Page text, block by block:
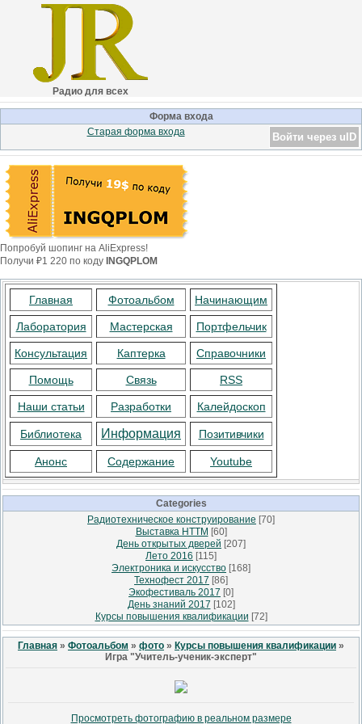
Радио для всех
Форма входа
Войти через uID
Старая форма входа
Попробуй шопинг на AliExpress!
Получи ₽1 220 по коду INGQPLOM
Главная Фотоальбом Начинающим
Лаборатория Мастерская Портфельчик
Консультация Каптерка Справочники
Помощь Связь RSS
Наши статьи Разработки Калейдоскоп
Библиотека Информация Позитивчики
Анонс Содержание Youtube
Categories
Радиотехническое конструирование [70]
Выставка НТТМ [60]
День открытых дверей [207]
Лето 2016 [115]
Электроника и искусство [168]
Технофест 2017 [86]
Экофестиваль 2017 [0]
День знаний 2017 [102]
Курсы повышения квалификации [72]
Главная » Фотоальбом » фото » Курсы повышения квалификации »
Игра "Учитель-ученик-эксперт"
Просмотреть фотографию в реальном размере